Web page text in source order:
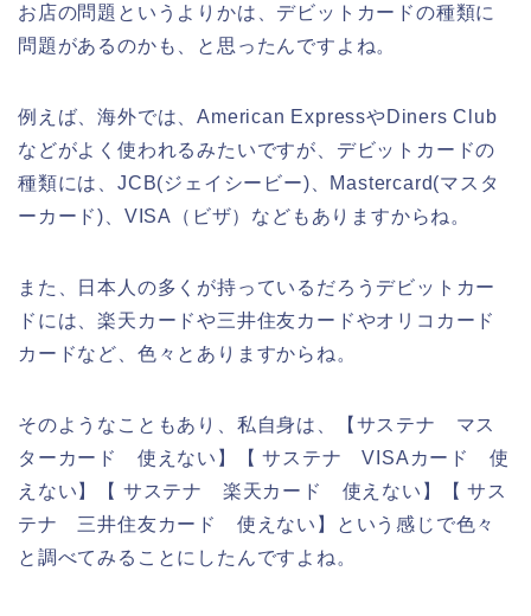
お店の問題というよりかは、デビットカードの種類に
問題があるのかも、と思ったんですよね。
例えば、海外では、American ExpressやDiners Club
などがよく使われるみたいですが、デビットカードの
種類には、JCB(ジェイシービー)、Mastercard(マスタ
ーカード)、VISA（ビザ）などもありますからね。
また、日本人の多くが持っているだろうデビットカー
ドには、楽天カードや三井住友カードやオリコカード
カードなど、色々とありますからね。
そのようなこともあり、私自身は、【サステナ マス
ターカード 使えない】【 サステナ VISAカード 使
えない】【 サステナ 楽天カード 使えない】【 サス
テナ 三井住友カード 使えない】という感じで色々
と調べてみることにしたんですよね。